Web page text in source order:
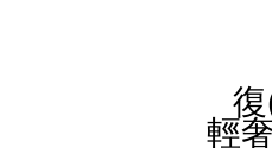
輕